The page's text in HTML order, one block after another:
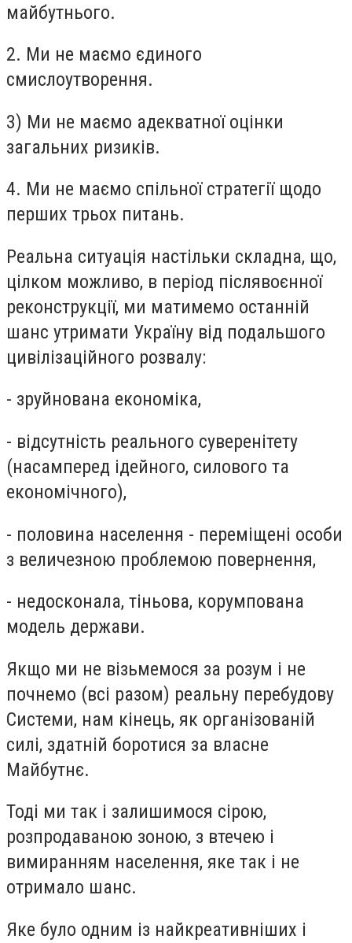
майбутнього.
2. Ми не маємо єдиного
смислоутворення.
3) Ми не маємо адекватної оцінки
загальних ризиків.
4. Ми не маємо спільної стратегії щодо
перших трьох питань.
Реальна ситуація настільки складна, що,
цілком можливо, в період післявоєнної
реконструкції, ми матимемо останній
шанс утримати Україну від подальшого
цивілізаційного розвалу:
- зруйнована економіка,
- відсутність реального суверенітету
(насамперед ідейного, силового та
економічного),
- половина населення - переміщені особи
з величезною проблемою повернення,
- недосконала, тіньова, корумпована
модель держави.
Якщо ми не візьмемося за розум і не
почнемо (всі разом) реальну перебудову
Системи, нам кінець, як організованій
силі, здатній боротися за власне
Майбутнє.
Тоді ми так і залишимося сірою,
розпродаваною зоною, з втечею і
вимиранням населення, яке так і не
отримало шанс.
Яке було одним із найкреативніших і